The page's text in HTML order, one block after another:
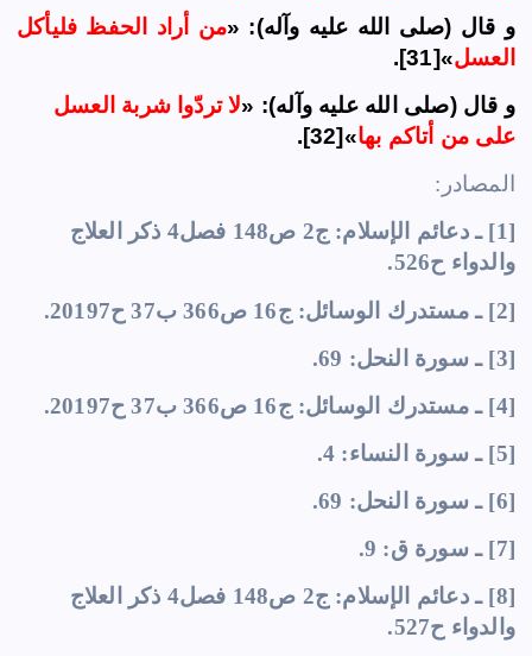
و قال (صلى الله عليه وآله): «من أراد الحفظ فليأكل
العسل»[31].
و قال (صلى الله عليه وآله): «لا تردّوا شربة العسل
على من أتاكم بها»[32].
المصادر:
[1] ـ دعائم الإسلام: ج2 ص148 فصل4 ذكر العلاج
والدواء ح526.
[2] ـ مستدرك الوسائل: ج16 ص366 ب37 ح20197.
[3] ـ سورة النحل: 69.
[4] ـ مستدرك الوسائل: ج16 ص366 ب37 ح20197.
[5] ـ سورة النساء: 4.
[6] ـ سورة النحل: 69.
[7] ـ سورة ق: 9.
[8] ـ دعائم الإسلام: ج2 ص148 فصل4 ذكر العلاج
والدواء ح527.